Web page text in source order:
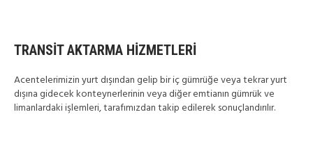
TRANSİT AKTARMA HİZMETLERİ
Acentelerimizin yurt dışından gelip bir iç gümrüğe veya tekrar yurt
dışına gidecek konteynerlerinin veya diğer emtianın gümrük ve
limanlardaki işlemleri, tarafımızdan takip edilerek sonuçlandırılır.